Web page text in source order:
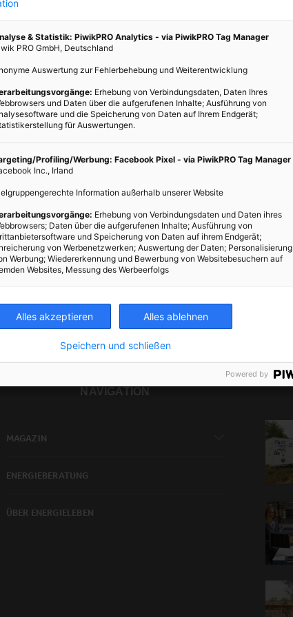
NAVIGATION
MAGAZIN
ENERGIEBERATUNG
ÜBER ENERGIELEBEN
& Statistik: PiwikPRO Analytics - via PiwikPRO Tag Manager
PRO GmbH, Deutschland
Auswertung zur Fehlerbehebung und Weiterentwicklung
Erhebung von Verbindungsdaten, Daten Ihres
und Daten über die aufgerufenen Inhalte; Ausführung von
und die Speicherung von Daten auf Ihrem Endgerät;
für Auswertungen.
Profiling/Werbung: Facebook Pixel - via PiwikPRO Tag Manager
Inc., Irland
Information außerhalb unserer Website
Erhebung von Verbindungsdaten und Daten ihres
Daten über die aufgerufenen Inhalte; Ausführung von
und Speicherung von Daten auf ihrem Endgerät;
von Werbenetzwerken; Auswertung der Daten; Personalisierung
Werbung; Wiedererkennung und Bewerbung von Websitebesuchern auf
Websites, Messung des Werbeerfolgs
Alles akzeptieren Alles ablehnen
Speichern und schließen
Powered by